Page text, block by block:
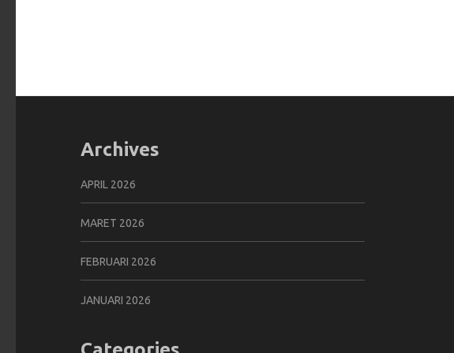
Archives
APRIL 2026
MARET 2026
FEBRUARI 2026
JANUARI 2026